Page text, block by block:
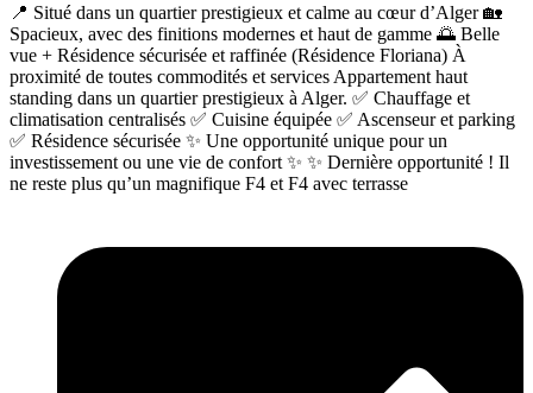
📍 Situé dans un quartier prestigieux et calme au cœur d’Alger 🏡
Spacieux, avec des finitions modernes et haut de gamme 🌅 Belle
vue + Résidence sécurisée et raffinée (Résidence Floriana) À
proximité de toutes commodités et services Appartement haut
standing dans un quartier prestigieux à Alger. ✅ Chauffage et
climatisation centralisés ✅ Cuisine équipée ✅ Ascenseur et parking
✅ Résidence sécurisée ✨ Une opportunité unique pour un
investissement ou une vie de confort ✨ ✨ Dernière opportunité ! Il
ne reste plus qu’un magnifique F4 et F4 avec terrasse